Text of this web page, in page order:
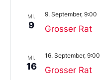
MI.
9 Grosser Rat
9. September, 9:00
MI.
16 Grosser Rat
16. September, 9:00